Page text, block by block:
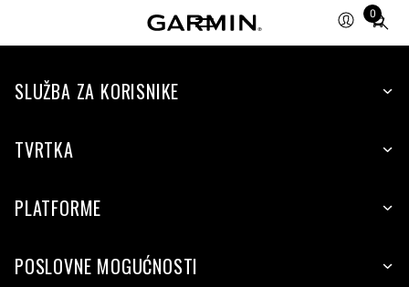
0
Total
items
cart:
SLUŽBA ZA KORISNIKE
TVRTKA
PLATFORME
POSLOVNE MOGUĆNOSTI